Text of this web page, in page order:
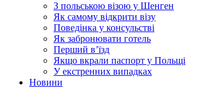
З польською візою у Шенген
Як самому відкрити візу
Поведінка у консульстві
Як забронювати готель
Перший в’їзд
Якщо вкрали паспорт у Польщі
У екстренних випадках
Новини